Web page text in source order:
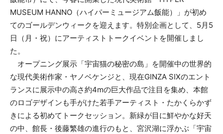
MUSEUM HANNO（ハイパーミュージアム飯能）」が初め
てのゴールデンウィークを迎えます。特別企画として、5月5
日（月・祝）にアーティストトークイベントを開催しまし
た。
オープニング展示「宇宙猫の秘密の島」を開催中の世界的
な現代美術作家・ヤノベケンジと、現在GINZA SIXのエント
ランスに展示中の高さ約4mの巨大作品で注目を集め、本館
のロゴデザインも手がけた若手アーティスト・たかくらかず
きによる初めてトークセッション。新緑が目に鮮やかな好天
の中、館長・後藤繁雄の進行のもと、宮沢湖に浮かぶ「宇宙